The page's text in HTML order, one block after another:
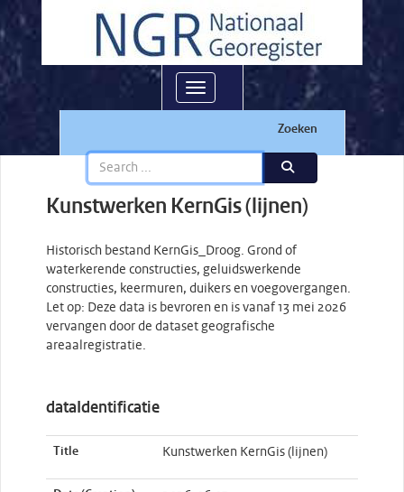
Toggle navigation
Zoeken
Kunstwerken KernGis (lijnen)
Historisch bestand KernGis_Droog. Grond of
waterkerende constructies, geluidswerkende
constructies, keermuren, duikers en voegovergangen.
Let op: Deze data is bevroren en is vanaf 13 mei 2026
vervangen door de dataset geografische
areaalregistratie.
dataIdentificatie
Title Kunstwerken KernGis (lijnen)